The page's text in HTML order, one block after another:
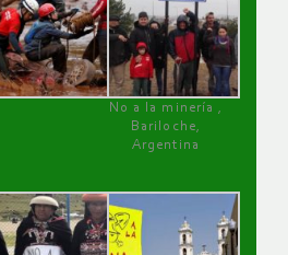
No a la minería ,
Bariloche,
Argentina